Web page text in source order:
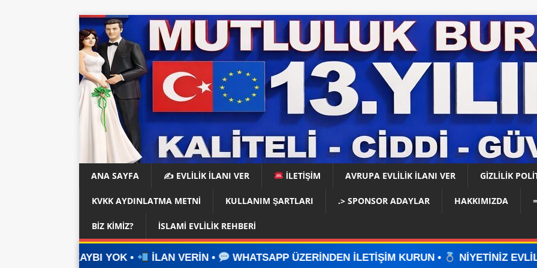
ANA SAYFA ✍️ EVLİLİK İLANI VER İLETİŞİM AVRUPA EVLİLİK İLANI VER GIZLILIK
KVKK AYDINLATMA METNI KULLANIM ŞARTLARI .> SPONSOR ADAYLAR HAKKIMIZDA
BIZ KIMIZ? İSLAMI EVLILIK REHBERI
İLAN VERİN • WHATSAPP ÜZERİNDEN İLETİŞİM KURUN • NİYETİNİZ EVLİLİKSE, DOĞRU